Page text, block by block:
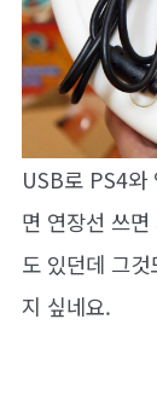
USB로 PS4와
면 연장선 쓰
도 있던데 그
지 싶네요.